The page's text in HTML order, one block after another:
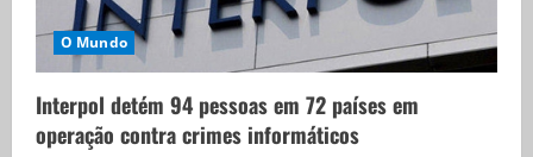
O Mundo
Interpol detém 94 pessoas em 72 países em
operação contra crimes informáticos